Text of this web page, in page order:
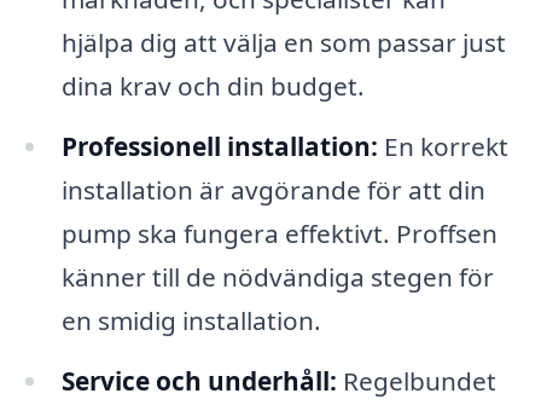
hjälpa dig att välja en som passar just
dina krav och din budget.
Professionell installation: En korrekt
installation är avgörande för att din
pump ska fungera effektivt. Proffsen
känner till de nödvändiga stegen för
en smidig installation.
Service och underhåll: Regelbundet